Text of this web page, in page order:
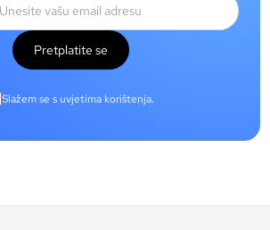
Pretplatite se
Slažem se s uvjetima korištenja.